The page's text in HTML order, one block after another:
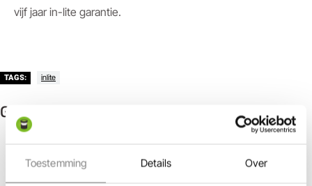
Toestemming Details Over
vijf jaar in-lite garantie.
TAGS: inlite
Gerelateerde producten